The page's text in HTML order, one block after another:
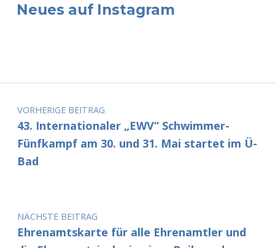
Neues auf Instagram
Beitragsnavigation
VORHERIGE BEITRAG
43. Internationaler „EWV“ Schwimmer-
Fünfkampf am 30. und 31. Mai startet im Ü-
Bad
NÄCHSTE BEITRAG
Ehrenamtskarte für alle Ehrenamtler und